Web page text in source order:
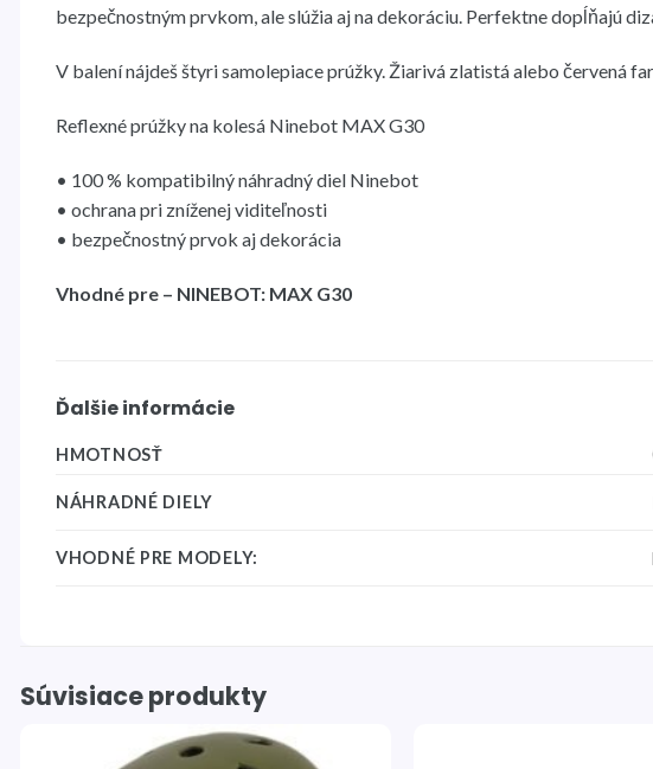
bezpečnostným prvkom, ale slúžia aj na dekoráciu. Perfektne dopĺňajú
V balení nájdeš štyri samolepiace prúžky. Žiarivá zlatistá alebo červená
Reflexné prúžky na kolesá Ninebot MAX G30
• 100 % kompatibilný náhradný diel Ninebot
• ochrana pri zníženej viditeľnosti
• bezpečnostný prvok aj dekorácia
Vhodné pre – NINEBOT: MAX G30
Ďalšie informácie
HMOTNOSŤ
NÁHRADNÉ DIELY
VHODNÉ PRE MODELY:
Súvisiace produkty